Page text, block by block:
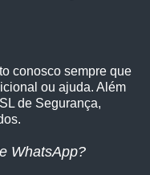
conosco sempre que
ou ajuda. Além
de Segurança,
WhatsApp?